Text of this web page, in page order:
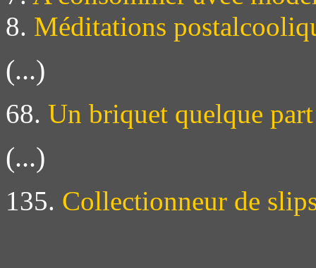
8. Méditations
(...)
68. Un briquet quelque part
(...)
135. Collectionneur de